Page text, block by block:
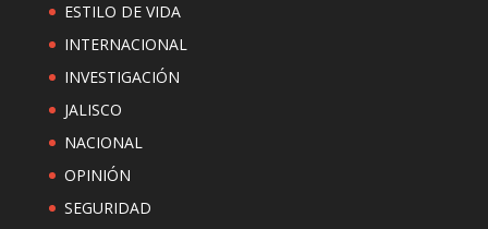
ESTILO DE VIDA
INTERNACIONAL
INVESTIGACIÓN
JALISCO
NACIONAL
OPINIÓN
SEGURIDAD